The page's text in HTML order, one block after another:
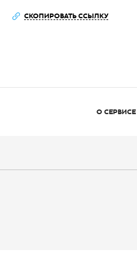
СКОПИРОВАТЬ ССЫЛКУ
О СЕРВИСЕ